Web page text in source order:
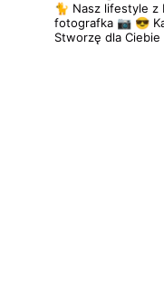
🐈 Nasz lifestyle z
fotografka 📷 😎
Stworzę dla Ciebie